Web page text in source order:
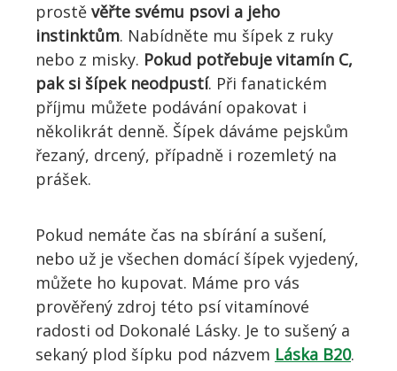
prostě věřte svému psovi a jeho
instinktům. Nabídněte mu šípek z ruky
nebo z misky. Pokud potřebuje vitamín C,
pak si šípek neodpustí. Při fanatickém
příjmu můžete podávání opakovat i
několikrát denně. Šípek dáváme pejskům
řezaný, drcený, případně i rozemletý na
prášek.
Pokud nemáte čas na sbírání a sušení,
nebo už je všechen domácí šípek vyjedený,
můžete ho kupovat. Máme pro vás
prověřený zdroj této psívitamínové
radosti od Dokonalé Lásky. Je to sušený a
sekaný plod šípku pod názvem Láska B20.